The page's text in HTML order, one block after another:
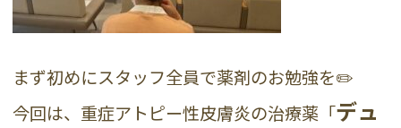
まず初めにスタッフ全員で薬剤のお勉強を✏️
今回は、重症アトピー性皮膚炎の治療薬「デュ